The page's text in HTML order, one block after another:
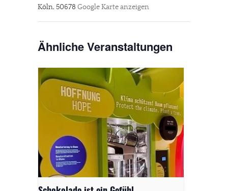
Köln, 50678 Google Karte anzeigen
Ähnliche Veranstaltungen